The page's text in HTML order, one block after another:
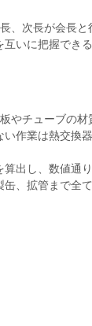
次長が会長
いに把握でき
やチューブの材
作業は熱交換
出し、数値通
、拡管まで全